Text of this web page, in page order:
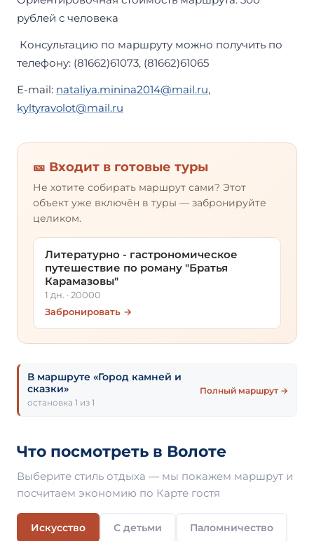
рублей с человека
Консультацию по маршруту можно получить по
телефону: (81662)61073, (81662)61065
Е-mail: nataliya.minina2014@mail.ru,
kyltyravolot@mail.ru
🎫 Входит в готовые туры
Не хотите собирать маршрут сами? Этот
объект уже включён в туры — забронируйте
целиком.
Литературно - гастрономическое
путешествие по роману "Братья
Карамазовы"
1 дн. · 20000
Забронировать →
В маршруте «Город камней и
сказки»
остановка 1 из 1
Полный маршрут →
Что посмотреть в Волоте
Выберите стиль отдыха — мы покажем маршрут и
посчитаем экономию по Карте гостя
Искусство С детьми Паломничество